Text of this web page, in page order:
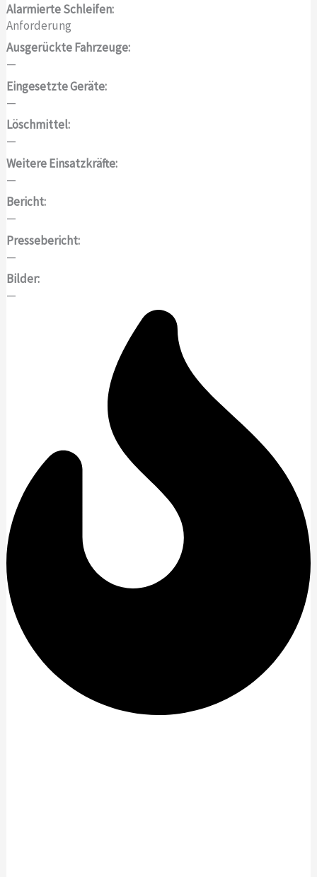
Alarmierte Schleifen:
Anforderung
Ausgerückte Fahrzeuge:
—
Eingesetzte Geräte:
—
Löschmittel:
—
Weitere Einsatzkräfte:
—
Bericht:
—
Pressebericht:
—
Bilder:
—